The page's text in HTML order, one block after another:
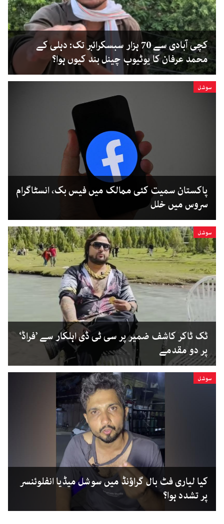
کچی آبادی سے 70 ہزار سبسکرائبر تک: دہلی کے
محمد عرفان کا یوٹیوب چینل بند کیوں ہوا؟
سوشل
پاکستان سمیت کئی ممالک میں فیس بک، انسٹاگرام
سروس میں خلل
سوشل
ٹک ٹاکر کاشف ضمیر پر سی ٹی ڈی اہلکار سے ’فراڈ‘
پر دو مقدمے
سوشل
کیا لیاری فٹ بال گراؤنڈ میں سوشل میڈیا انفلوئنسر
پر تشدد ہوا؟